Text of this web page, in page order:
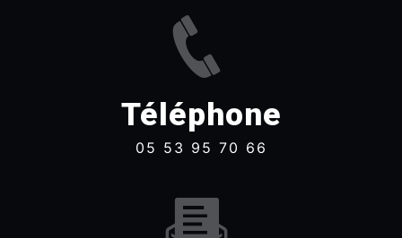
Téléphone
05 53 95 70 66